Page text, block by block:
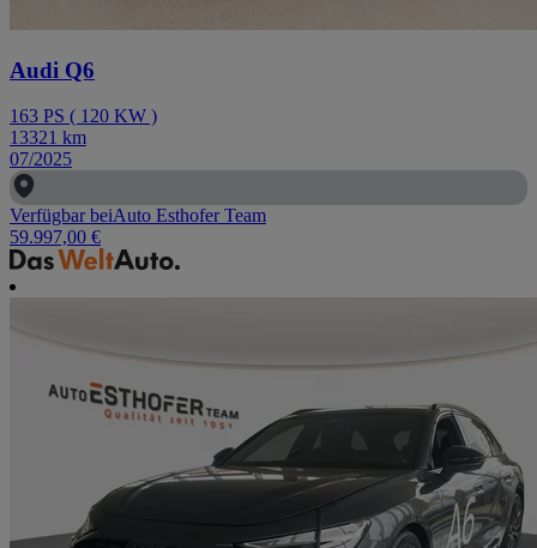
Audi Q6
163 PS ( 120 KW )
13321 km
07/2025
Verfügbar beiAuto Esthofer Team
59.997,00 €